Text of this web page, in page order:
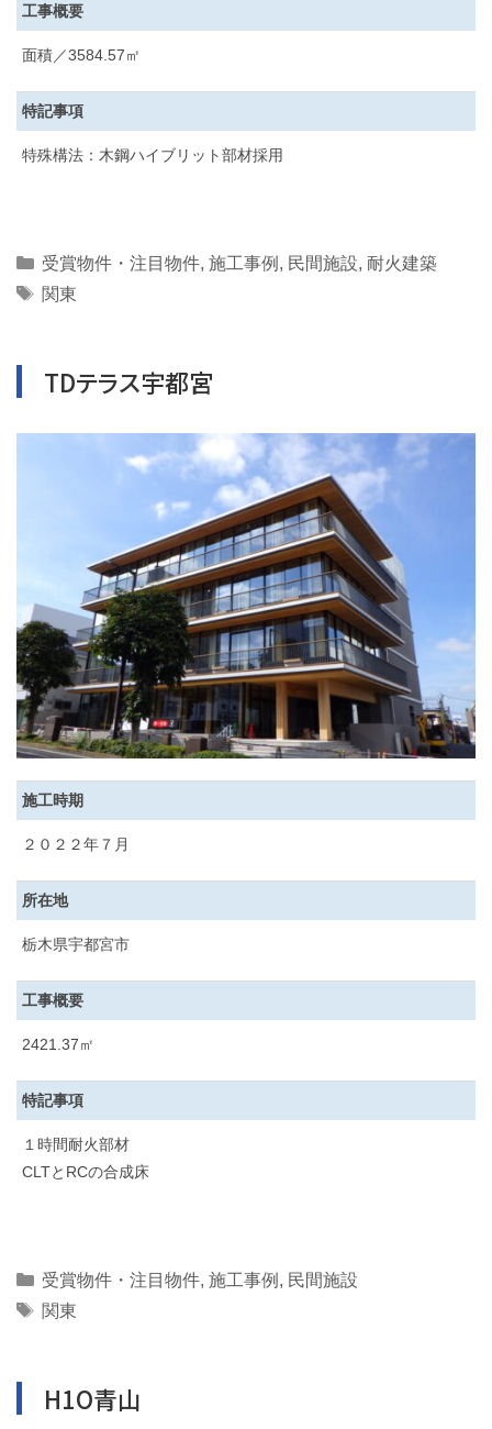
工事概要
面積／3584.57㎡
特記事項
特殊構法：木鋼ハイブリット部材採用
Categories
受賞物件・注目物件, 施工事例 , 民間施設, 耐火建築
Tags
関東
TDテラス宇都宮
施工時期
２０２２年７月
所在地
栃木県宇都宮市
工事概要
2421.37㎡
特記事項
１時間耐火部材
CLTとRCの合成床
Categories
受賞物件・注目物件, 施工事例 , 民間施設
Tags
関東
H1O青山